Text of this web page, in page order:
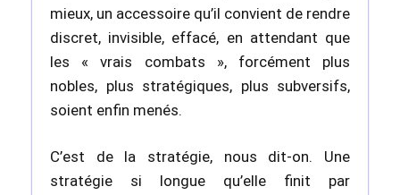
mieux, un accessoire qu’il convient de rendre
discret, invisible, effacé, en attendant que
les « vrais combats », forcément plus
nobles, plus stratégiques, plus subversifs,
soient enfin menés.
C’est de la stratégie, nous dit-on. Une
stratégie si longue qu’elle finit par